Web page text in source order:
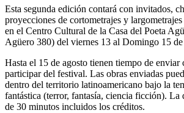
Esta segunda edición contará con invitados,
proyecciones de cortometrajes y
en el Centro Cultural de la Casa del Poeta
Agüero 380) del viernes 13 al Domingo 15
Hasta el 15 de agosto tienen tiempo de enviar
participar del festival. Las obras enviadas
dentro del territorio latinoamericano bajo la
fantástica (terror, fantasía, ciencia ficción). La
de 30 minutos incluidos los créditos.